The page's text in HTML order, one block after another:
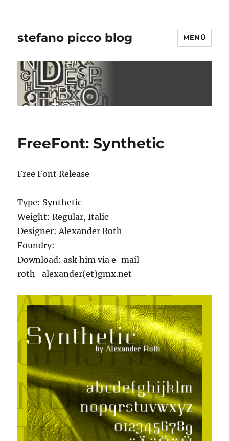
stefano picco blog MENÜ
FreeFont: Synthetic
Free Font Release
Type: Synthetic
Weight: Regular, Italic
Designer: Alexander Roth
Foundry:
Download: ask him via e-mail
roth_alexander(et)gmx.net